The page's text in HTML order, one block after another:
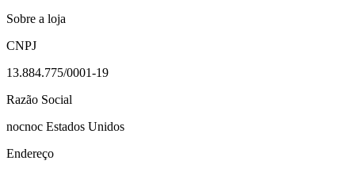
Sobre a loja
CNPJ
13.884.775/0001-19
Razão Social
nocnoc Estados Unidos
Endereço